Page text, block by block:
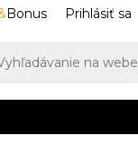
Prihlásiť sa
Bonus
na webe